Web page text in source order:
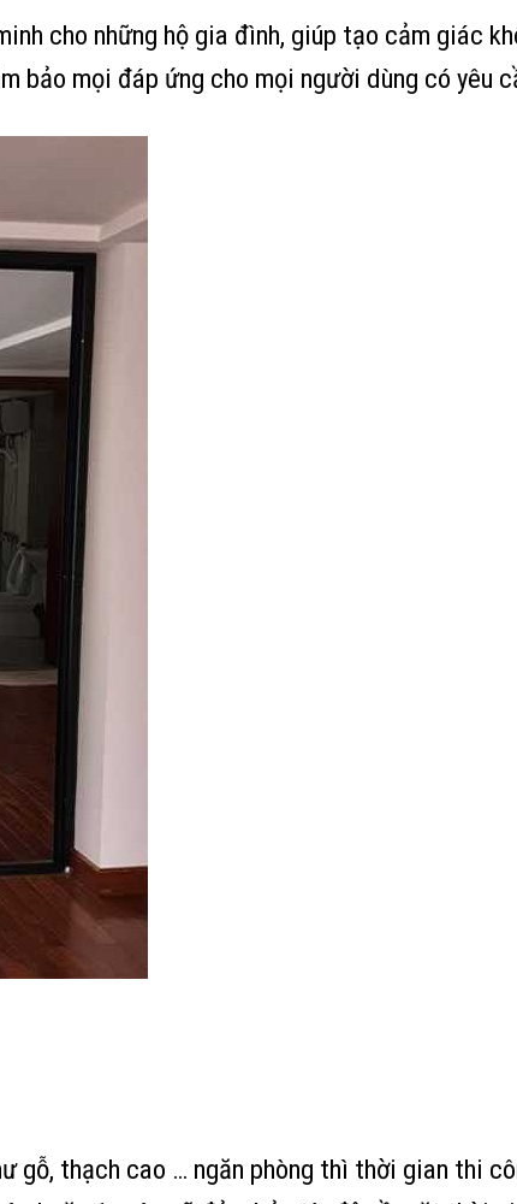
cho những hộ gia đình, giúp tạo cảm giác
bảo mọi đáp ứng cho mọi người dùng có yêu
thạch cao … ngăn phòng thì thời gian thi